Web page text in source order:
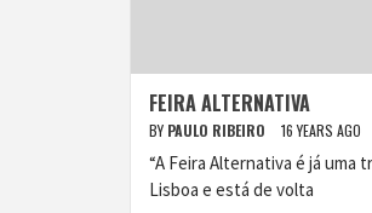
FEIRA ALTERNATIVA
BY PAULO RIBEIRO 16 YEARS AGO
“A Feira Alternativa é já uma
Lisboa e está de volta